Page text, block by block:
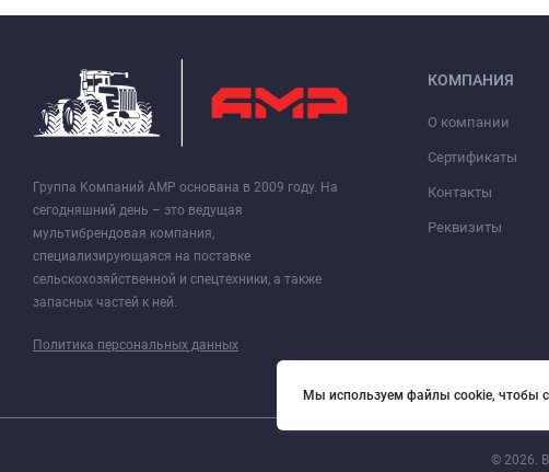
Группа Компаний АМР основана в 2009 году. На
сегодняшний день – это ведущая
мультибрендовая компания,
специализирующаяся на поставке
сельскохозяйственной и спецтехники, а также
запасных частей к ней.
Политика персональных данных
КОМПАНИЯ
О компании
Сертификаты
Контакты
Реквизиты
© 2026.
Мы используем файлы cookie, чтобы